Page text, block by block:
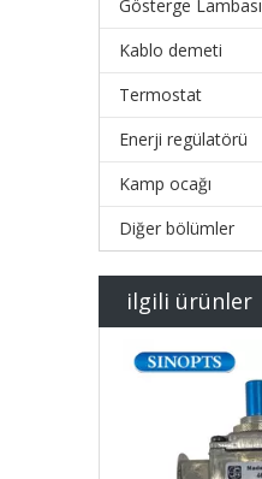
Gösterge Lambası
Kablo demeti
Termostat
Enerji regülatörü
Kamp ocağı
Diğer bölümler
ilgili ürünler